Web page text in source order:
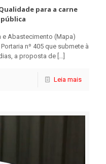
para a carne
e Abastecimento (Mapa)
nº 405 que submete à
a proposta de […]
Leia mais